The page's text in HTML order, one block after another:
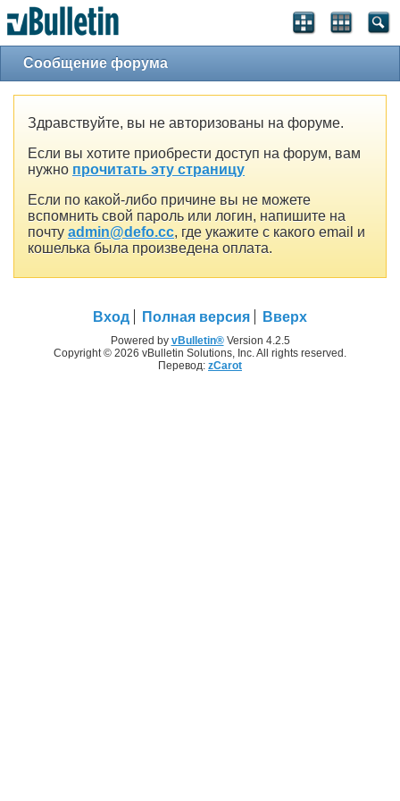
Сообщение форума
Здравствуйте, вы не авторизованы на форуме.
Если вы хотите приобрести доступ на форум, вам
нужно прочитать эту страницу
Если по какой-либо причине вы не можете
вспомнить свой пароль или логин, напишите на
почту admin@defo.cc, где укажите с какого email и
кошелька была произведена оплата.
Вход Полная версия Вверх
Powered by vBulletin®Version 4.2.5
Copyright © 2026 vBulletin Solutions, Inc. All rights reserved.
Перевод: zCarot